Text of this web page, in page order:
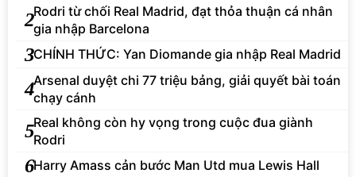
2Rodri từ chối Real Madrid, đạt thỏa thuận cá nhân
gia nhập Barcelona
3CHÍNH THỨC: Yan Diomande gia nhập Real Madrid
4Arsenal duyệt chi 77 triệu bảng, giải quyết bài toán
chạy cánh
5Real không còn hy vọng trong cuộc đua giành
Rodri
6Harry Amass cản bước Man Utd mua Lewis Hall